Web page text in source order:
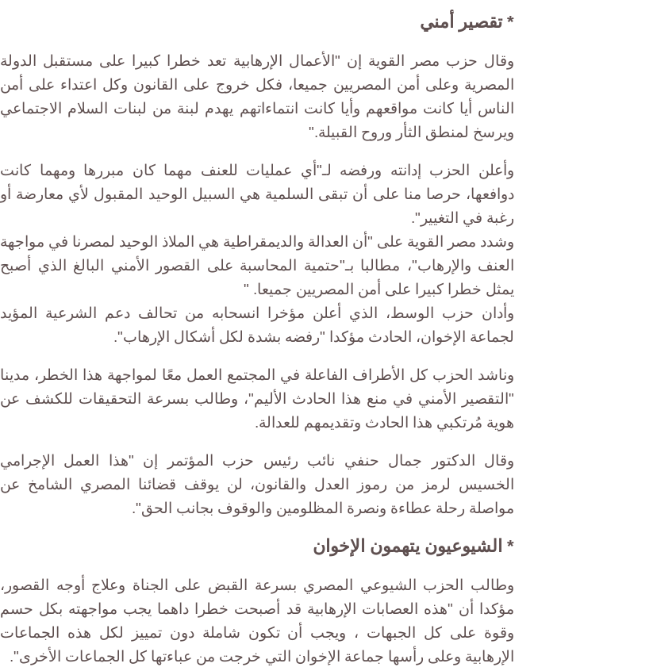
* تقصير أمني
وقال حزب مصر القوية إن "الأعمال الإرهابية تعد خطرا كبيرا على مستقبل الدولة
المصرية وعلى أمن المصريين جميعا، فكل خروج على القانون وكل اعتداء على أمن
الناس أيا كانت مواقعهم وأيا كانت انتماءاتهم يهدم لبنة من لبنات السلام الاجتماعي
ويرسخ لمنطق الثأر وروح القبيلة."
وأعلن الحزب إدانته ورفضه لـ"أي عمليات للعنف مهما كان مبررها ومهما كانت
دوافعها، حرصا منا على أن تبقى السلمية هي السبيل الوحيد المقبول لأي معارضة أو
رغبة في التغيير".
وشدد مصر القوية على "أن العدالة والديمقراطية هي الملاذ الوحيد لمصرنا في مواجهة
العنف والإرهاب"، مطالبا بـ"حتمية المحاسبة على القصور الأمني البالغ الذي أصبح
يمثل خطرا كبيرا على أمن المصريين جميعا. "
وأدان حزب الوسط، الذي أعلن مؤخرا انسحابه من تحالف دعم الشرعية المؤيد
لجماعة الإخوان، الحادث مؤكدا "رفضه بشدة لكل أشكال الإرهاب".
وناشد الحزب كل الأطراف الفاعلة في المجتمع العمل معًا لمواجهة هذا الخطر، مدينا
"التقصير الأمني في منع هذا الحادث الأليم"، وطالب بسرعة التحقيقات للكشف عن
هوية مُرتكبي هذا الحادث وتقديمهم للعدالة.
وقال الدكتور جمال حنفي نائب رئيس حزب المؤتمر إن "هذا العمل الإجرامي
الخسيس لرمز من رموز العدل والقانون، لن يوقف قضائنا المصري الشامخ عن
مواصلة رحلة عطاءة ونصرة المظلومين والوقوف بجانب الحق".
* الشيوعيون يتهمون الإخوان
وطالب الحزب الشيوعي المصري بسرعة القبض على الجناة وعلاج أوجه القصور،
مؤكدا أن "هذه العصابات الإرهابية قد أصبحت خطرا داهما يجب مواجهته بكل حسم
وقوة على كل الجبهات ، ويجب أن تكون شاملة دون تمييز لكل هذه الجماعات
الإرهابية وعلى رأسها جماعة الإخوان التي خرجت من عباءتها كل الجماعات الأخرى".